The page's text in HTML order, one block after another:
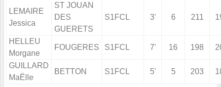
LEMAIRE
Jessica
ST JOUAN
DES
GUERETS
S1FCL 3' 6 211
HELLEU
Morgane
FOUGERES S1FCL 7' 16 198
GUILLARD
MaËlle
BETTON S1FCL 5' 5 203